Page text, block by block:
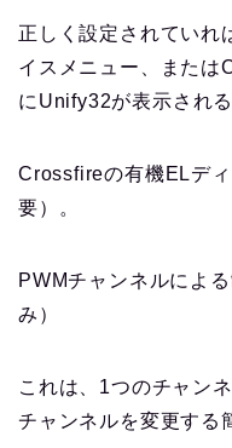
正しく設定されていれ
イスメニュー、または
にUnify32が表示される
Crossfireの有機ELデ
要）。
PWMチャンネルによ
み）
これは、1つのチャン
チャンネルを変更する